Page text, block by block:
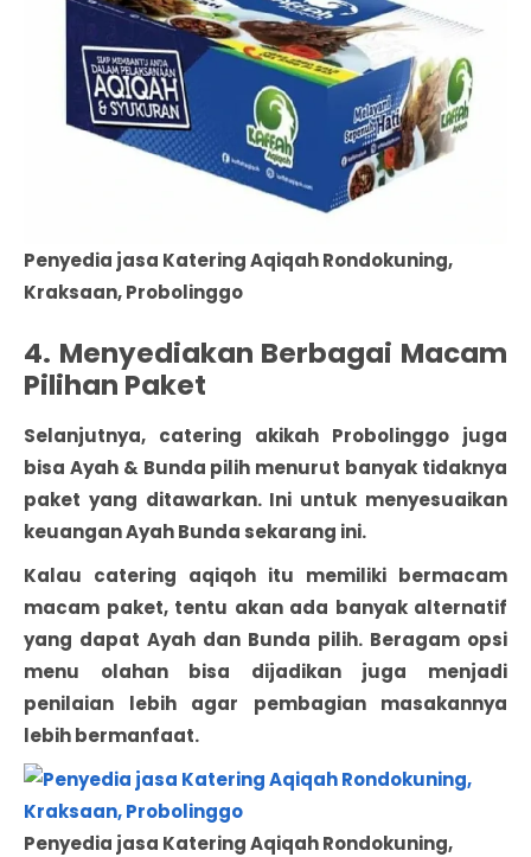
Penyedia jasa Katering Aqiqah Rondokuning,
Kraksaan, Probolinggo
4. Menyediakan Berbagai Macam
Pilihan Paket
Selanjutnya, catering akikah Probolinggo juga
bisa Ayah & Bunda pilih menurut banyak tidaknya
paket yang ditawarkan. Ini untuk menyesuaikan
keuangan Ayah Bunda sekarang ini.
Kalau catering aqiqoh itu memiliki bermacam
macam paket, tentu akan ada banyak alternatif
yang dapat Ayah dan Bunda pilih. Beragam opsi
menu olahan bisa dijadikan juga menjadi
penilaian lebih agar pembagian masakannya
lebih bermanfaat.
Penyedia jasa Katering Aqiqah Rondokuning,